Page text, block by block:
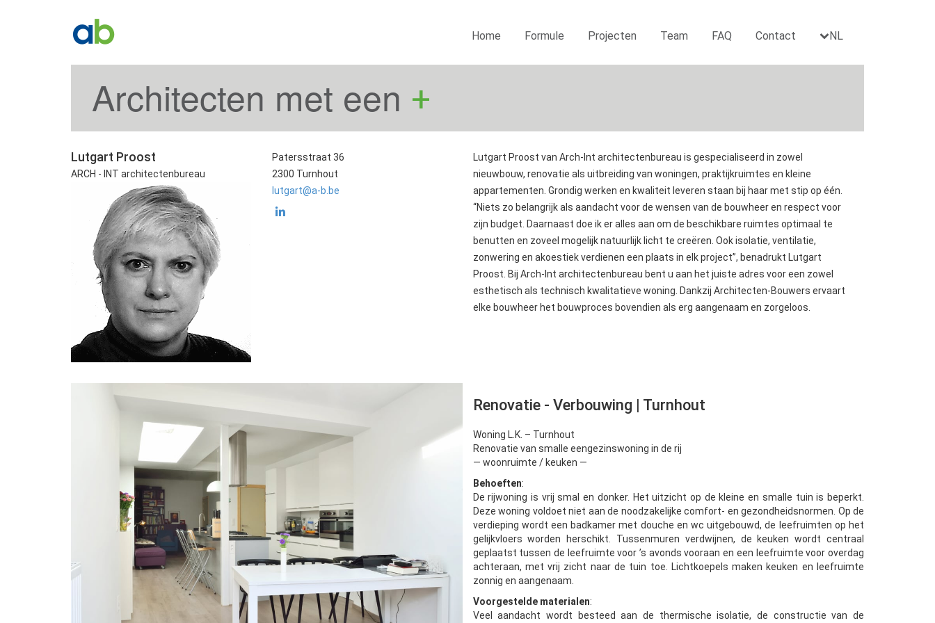
Home Formule Projecten Team FAQ Contact NL
Architecten met een +
Lutgart Proost
ARCH - INT architectenbureau
Patersstraat 36
2300 Turnhout
lutgart@a-b.be
Lutgart Proost van Arch-Int architectenbureau is gespecialiseerd in zowel
nieuwbouw, renovatie als uitbreiding van woningen, praktijkruimtes en kleine
appartementen. Grondig werken en kwaliteit leveren staan bij haar met stip op één.
“Niets zo belangrijk als aandacht voor de wensen van de bouwheer en respect voor
zijn budget. Daarnaast doe ik er alles aan om de beschikbare ruimtes optimaal te
benutten en zoveel mogelijk natuurlijk licht te creëren. Ook isolatie, ventilatie,
zonwering en akoestiek verdienen een plaats in elk project”, benadrukt Lutgart
Proost. Bij Arch-Int architectenbureau bent u aan het juiste adres voor een zowel
esthetisch als technisch kwalitatieve woning. Dankzij Architecten-Bouwers ervaart
elke bouwheer het bouwproces bovendien als erg aangenaam en zorgeloos.
Renovatie - Verbouwing | Turnhout
Woning L.K. – Turnhout
Renovatie van smalle eengezinswoning in de rij
— woonruimte / keuken —
Behoeften:
De rijwoning is vrij smal en donker. Het uitzicht op de kleine en smalle tuin is beperkt.
Deze woning voldoet niet aan de noodzakelijke comfort- en gezondheidsnormen. Op de
verdieping wordt een badkamer met douche en wc uitgebouwd, de leefruimten op het
gelijkvloers worden herschikt. Tussenmuren verdwijnen, de keuken wordt centraal
geplaatst tussen de leefruimte voor ’s avonds vooraan en een leefruimte voor overdag
achteraan, met vrij zicht naar de tuin toe. Lichtkoepels maken keuken en leefruimte
zonnig en aangenaam.
Voorgestelde materialen:
Veel aandacht wordt besteed aan de thermische isolatie, de constructie van de